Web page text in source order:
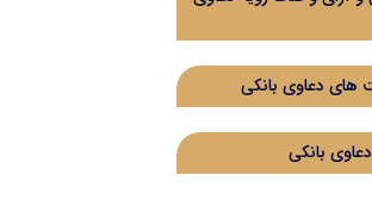
های دعاوی بانکی
بانکی